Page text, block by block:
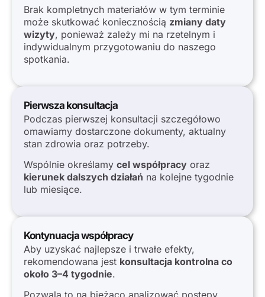
Brak kompletnych materiałów w tym terminie
może skutkować koniecznością zmiany daty
wizyty, ponieważ zależy mi na rzetelnym i
indywidualnym przygotowaniu do naszego
spotkania.
Pierwsza konsultacja
Podczas pierwszej konsultacji szczegółowo
omawiamy dostarczone dokumenty, aktualny
stan zdrowia oraz potrzeby.
Wspólnie określamy cel współpracy oraz
kierunek dalszych działań na kolejne tygodnie
lub miesiące.
Kontynuacja współpracy
Aby uzyskać najlepsze i trwałe efekty,
rekomendowana jest konsultacja kontrolna co
około 3–4 tygodnie.